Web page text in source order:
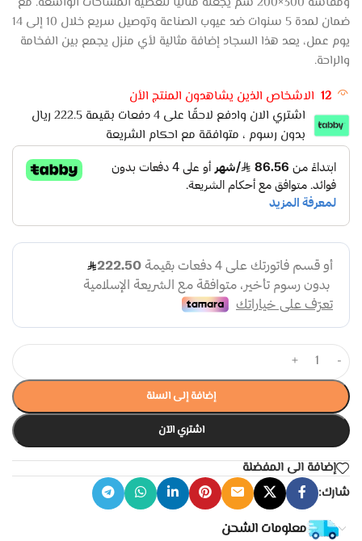
ضمان لمدة 5 سنوات ضد عيوب الصناعة وتوصيل سريع خلال 10 إلى 14
يوم عمل، يعد هذا السجاد إضافة مثالية لأي منزل يجمع بين الفخامة
والراحة.
12 الاشخاص الذين يشاهدون المنتج الأن
اشتري الان وادفع لاحقًا على 4 دفعات بقيمة 222.5 ريال
بدون رسوم ، متوافقة مع احكام الشريعة
-
+
إضافة إلى السلة
اشتري الآن
إضافة الى المفضلة
شارك:
معلومات الشحن